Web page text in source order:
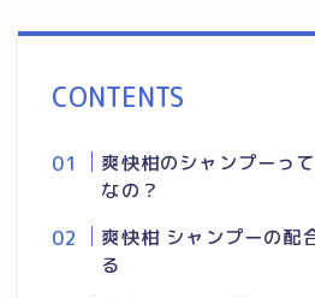
CONTENTS
爽快柑のシャンプーっ
なの？
爽快柑 シャンプーの配
る